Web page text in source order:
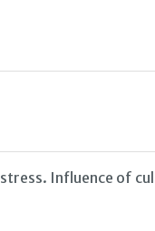
Influence of